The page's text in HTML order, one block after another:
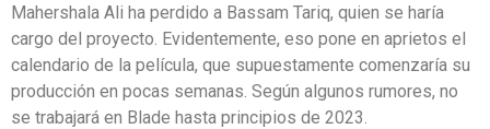
Mahershala Ali ha perdido a Bassam Tariq, quien se haría
cargo del proyecto. Evidentemente, eso pone en aprietos el
calendario de la película, que supuestamente comenzaría su
producción en pocas semanas. Según algunos rumores, no
se trabajará en Blade hasta principios de 2023.